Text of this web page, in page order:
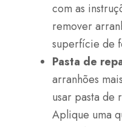
com as
remover
superfície de
Pasta de
arranhões
usar pasta de
Aplique uma